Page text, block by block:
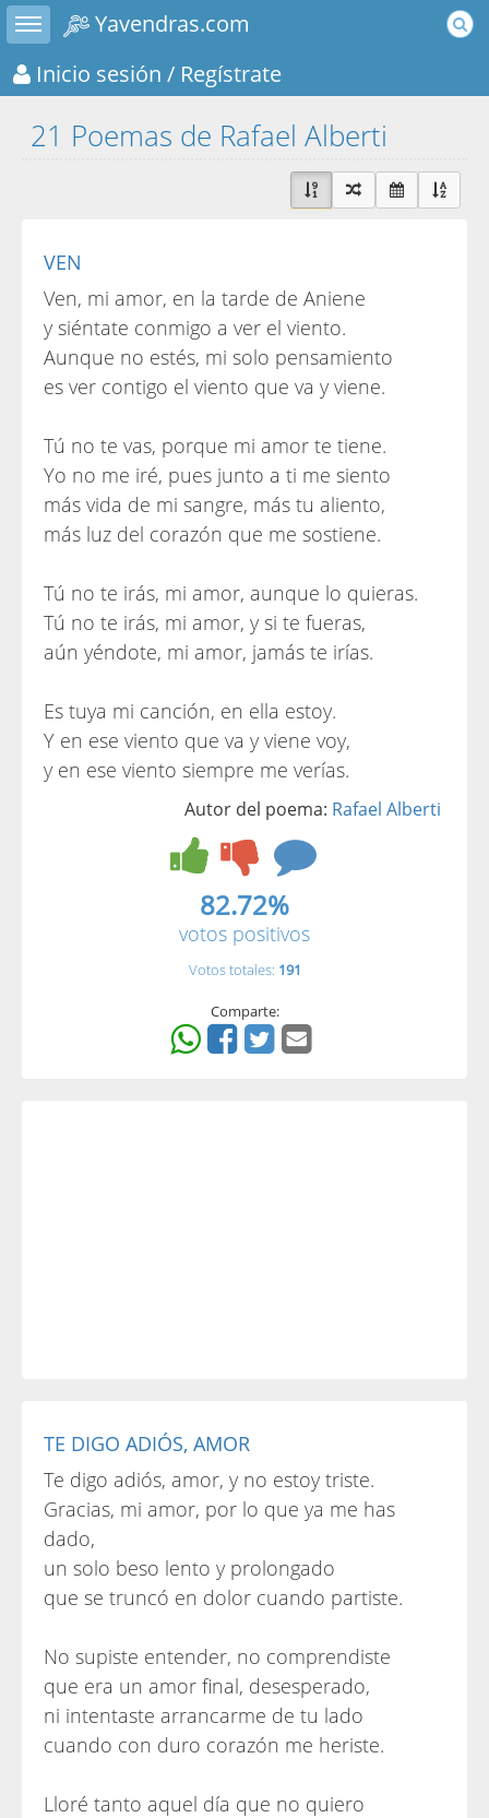
Toggle sidebar
Yavendras.com
Inicio sesión / Regístrate
21 Poemas de Rafael Alberti
VEN
Ven, mi amor, en la tarde de Aniene
y siéntate conmigo a ver el viento.
Aunque no estés, mi solo pensamiento
es ver contigo el viento que va y viene.
Tú no te vas, porque mi amor te tiene.
Yo no me iré, pues junto a ti me siento
más vida de mi sangre, más tu aliento,
más luz del corazón que me sostiene.
Tú no te irás, mi amor, aunque lo quieras.
Tú no te irás, mi amor, y si te fueras,
aún yéndote, mi amor, jamás te irías.
Es tuya mi canción, en ella estoy.
Y en ese viento que va y viene voy,
y en ese viento siempre me verías.
Autor del poema: Rafael Alberti
82.72%
votos positivos
Votos totales: 191
Comparte:
TE DIGO ADIÓS, AMOR
Te digo adiós, amor, y no estoy triste.
Gracias, mi amor, por lo que ya me has
dado,
un solo beso lento y prolongado
que se truncó en dolor cuando partiste.
No supiste entender, no comprendiste
que era un amor final, desesperado,
ni intentaste arrancarme de tu lado
cuando con duro corazón me heriste.
Lloré tanto aquel día que no quiero